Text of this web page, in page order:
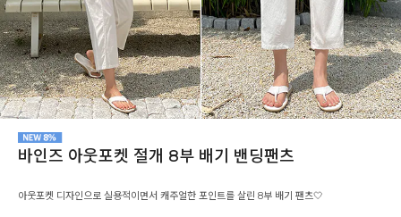
바인즈 아웃포켓 절개 8부 배기 밴딩팬츠
아웃포켓 디자인으로 실용적이면서 캐주얼한 포인트를 살린 8부 배기 팬츠🤍